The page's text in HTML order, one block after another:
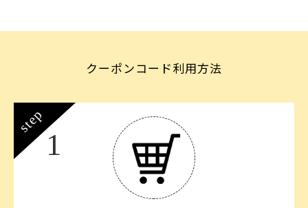
クーポンコード利用方法
step
1